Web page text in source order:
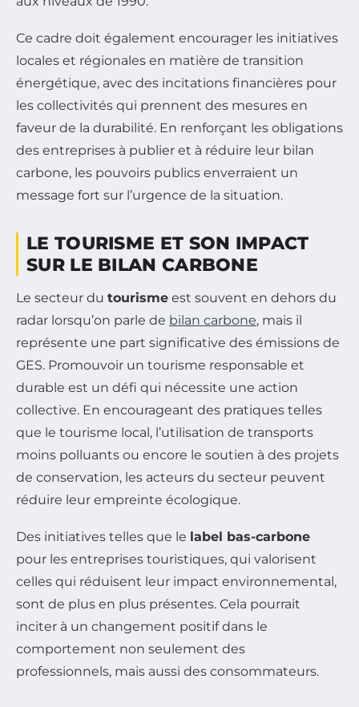
Ce cadre doit également encourager les initiatives
locales et régionales en matière de transition
énergétique, avec des incitations financières pour
les collectivités qui prennent des mesures en
faveur de la durabilité. En renforçant les obligations
des entreprises à publier et à réduire leur bilan
carbone, les pouvoirs publics enverraient un
message fort sur l’urgence de la situation.
LE TOURISME ET SON IMPACT
SUR LE BILAN CARBONE
Le secteur du tourisme est souvent en dehors du
radar lorsqu’on parle de bilan carbone, mais il
représente une part significative des émissions de
GES. Promouvoir un tourisme responsable et
durable est un défi qui nécessite une action
collective. En encourageant des pratiques telles
que le tourisme local, l’utilisation de transports
moins polluants ou encore le soutien à des projets
de conservation, les acteurs du secteur peuvent
réduire leur empreinte écologique.
Des initiatives telles que le label bas-carbone
pour les entreprises touristiques, qui valorisent
celles qui réduisent leur impact environnemental,
sont de plus en plus présentes. Cela pourrait
inciter à un changement positif dans le
comportement non seulement des
professionnels, mais aussi des consommateurs.